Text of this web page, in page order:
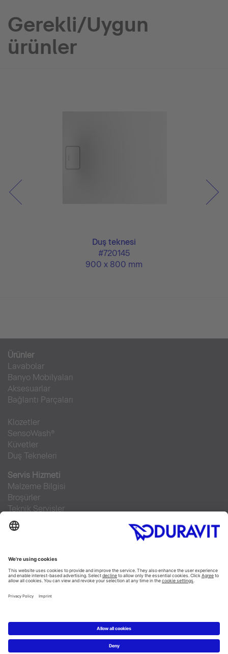
Gerekli/Uygun
ürünler
Duş teknesi
#720145
900 x 800 mm
Ürünler
Lavabolar
Banyo Mobilyaları
Aksesuarlar
Bağlantı Parçaları
Klozetler
SensoWash®
Küvetler
Duş Tekneleri
Servis Hizmeti
Malzeme Bilgisi
Broşürler
Teknik Servisler
Sıkça sorulan sorular
Facebook
Instagram
Pinterest
RSS-Feed
YouTube
Copyright © 2026 Duravit AG
Imprint|Veri Koruma Beyanı|Çerez ayarları